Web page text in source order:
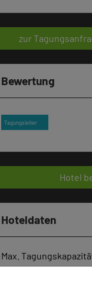
zur
Bewertung
Tagungsleiter
Hotel
Hoteldaten
Max.
U-Form